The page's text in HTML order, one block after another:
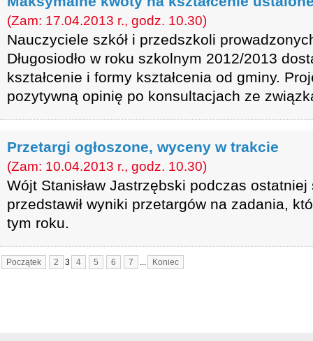
(Zam: 17.04.2013 r., godz. 10.30)
Nauczyciele szkół i przedszkoli
Długosiodło w roku szkolnym 2012/2013
kształcenie i formy kształcenia od gminy.
pozytywną opinię po konsultacjach ze
Przetargi ogłoszone, wyceny w trakcie
(Zam: 10.04.2013 r., godz. 10.30)
Wójt Stanisław Jastrzębski podczas
przedstawił wyniki przetargów na zadania,
tym roku.
Początek 2 3 4 5 6 7 ... Koniec